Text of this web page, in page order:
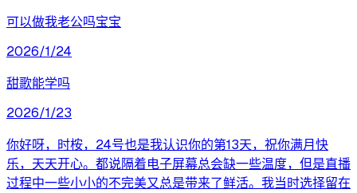
可以做我老公吗宝宝
2026/1/24
甜歌能学吗
2026/1/23
你好呀，时桉，24号也是我认识你的第13天，祝你满月快
乐，天天开心。都说隔着电子屏幕总会缺一些温度，但是直播
过程中一些小小的不完美又总是带来了鲜活。我当时选择留在